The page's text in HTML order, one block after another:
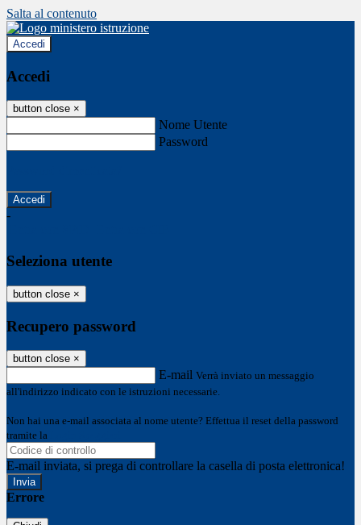
Salta al contenuto
Accedi
Accedi
button close ×
Nome Utente
Password
-
Seleziona utente
button close ×
Recupero password
button close ×
E-mail Verrà inviato un messaggio
all'indirizzo indicato con le istruzioni necessarie.
Non hai una e-mail associata al nome utente? Effettua il reset della password
tramite la
E-mail inviata, si prega di controllare la casella di posta elettronica!
Errore